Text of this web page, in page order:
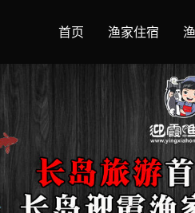
首页 渔家住宿